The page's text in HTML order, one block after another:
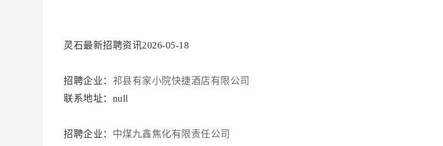
灵石最新招聘资讯2026-05-18
招聘企业： 祁县有家小院快捷酒店有限公司
联系地址：null
招聘企业： 中煤九鑫焦化有限责任公司